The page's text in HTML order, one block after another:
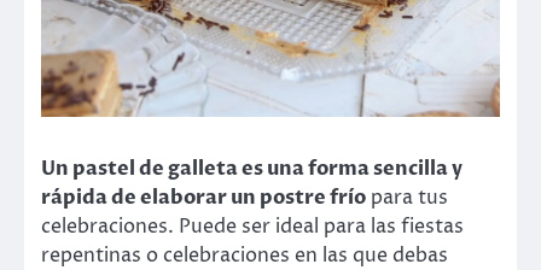
Un pastel de galleta es una forma sencilla y
rápida de elaborar un postre frío para tus
celebraciones. Puede ser ideal para las fiestas
repentinas o celebraciones en las que debas